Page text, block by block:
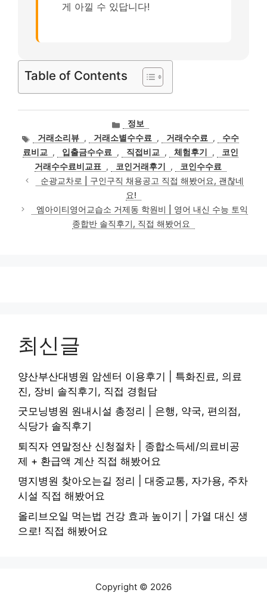
게 아낄 수 있답니다!
Table of Contents
카
테
고
리
정보
태
그
거래소리뷰 , 거래소별수수료 , 거래수수료 ,
수수
료비교
, 입출금수수료 , 직접비교 , 체험후기 ,
코인
거래수수료비교표
, 코인거래후기 ,
코인수수료
순광교차로 | 구인구직 채용공고 직접 해봤어요, 괜찮네
요!
엠아이티영어교습소 거제동 학원비 | 영어 내신 수능 토익
종합반 솔직후기, 직접 해봤어요
최신글
양산부산대병원 암센터 이용후기 | 특화진료, 의료
진, 장비 솔직후기, 직접 경험담
굿모닝병원 원내시설 총정리 | 은행, 약국, 편의점,
식당가 솔직후기
퇴직자 연말정산 신청절차 | 종합소득세/의료비공
제 + 환급액 계산 직접 해봤어요
명지병원 찾아오는길 정리 | 대중교통, 자가용, 주차
시설 직접 해봤어요
올리브오일 먹는법 건강 효과 높이기 | 가열 대신 생
으로! 직접 해봤어요
Copyright © 2026